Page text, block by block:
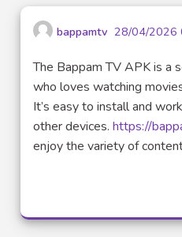
bappamtv 28/04/2026
The Bappam TV APK is a
who loves watching
It’s easy to install and
other devices. https://
enjoy the variety of